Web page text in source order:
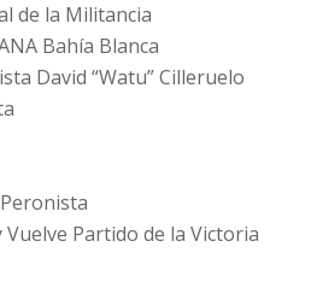
de la Militancia
Bahía Blanca
David “Watu” Cilleruelo
Partido de la Victoria